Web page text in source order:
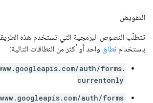
التفويض
تتطلّب النصوص البرمجية التي تستخدم هذه
باستخدام نطاق واحد أو أكثر من النطاقات التالية:
auth/forms.
currentonly
auth/forms